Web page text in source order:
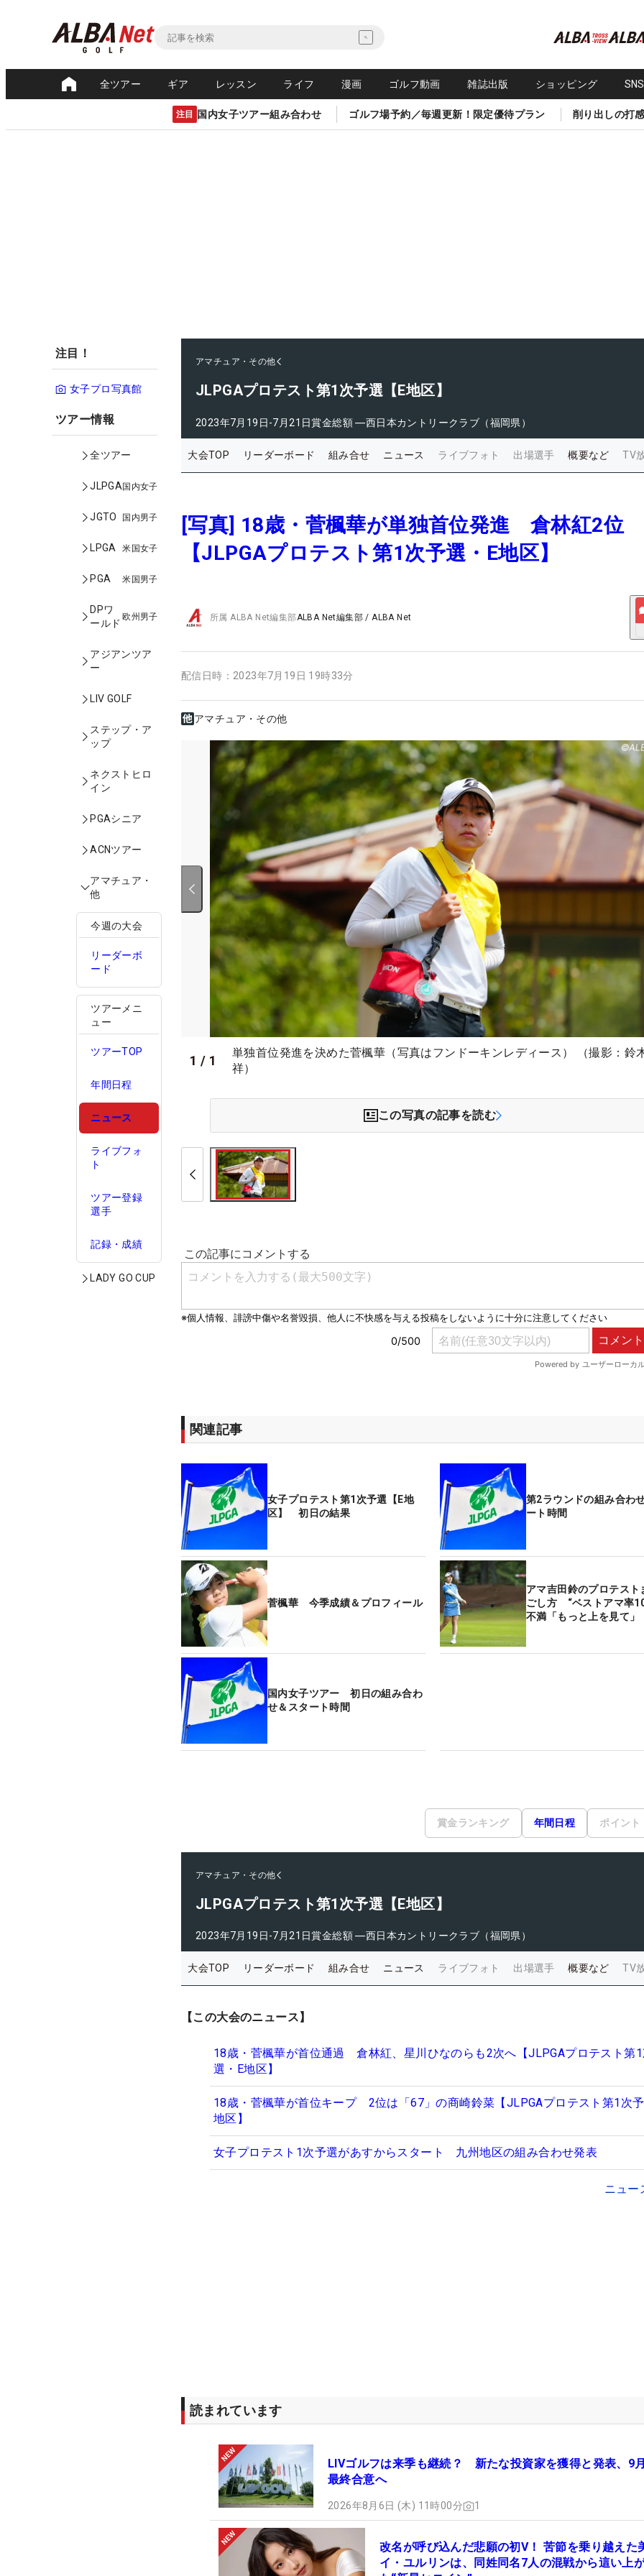
全ツアー ギア レッスン ライフ 漫画 ゴルフ動画 雑誌出版 ショッピング
注目 国内女子ツアー組み合わせ ゴルフ場予約／毎週更新！限定優待プラン 削り出しの打
注目！
女子プロ写真館
ツアー情報
全ツアー
JLPGA国内女子
JGTO 国内男子
LPGA 米国女子
PGA 米国男子
DPワ
ールド
欧州男子
アジアンツア
ー
LIV GOLF
ステップ・ア
ップ
ネクストヒロ
イン
PGAシニア
ACNツアー
アマチュア・
他
今週の大会
リーダーボ
ード
ツアーメニ
ュー
ツアーTOP
年間日程
ニュース
ライブフォ
ト
ツアー登録
選手
記録・成績
LADY GO CUP
アマチュア・その他
JLPGAプロテスト第1次予選【E地区】
2023年7月19日-7月21日賞金総額 ―西日本カントリークラブ（福岡県）
大会TOP リーダーボード 組み合せ ニュース ライブフォト 出場選手 概要など TV
[写真] 18歳・菅楓華が単独首位発進 倉林紅2位
【JLPGAプロテスト第1次予選・E地区】
所属ALBA Net編集部ALBA Net編集部 /ALBA Net
配信日時： 2023年7月19日 19時33分
アマチュア・その他
1 / 1
単独首位発進を決めた菅楓華（写真はフンドーキンレディース） （撮影：鈴
祥）
この写真の記事を読む
関連記事
女子プロテスト第1次予選【E地
区】 初日の結果
第2ラウンドの組み合わ
ート時間
菅楓華 今季成績＆プロフィール
アマ吉田鈴のプロテスト
ごし方 “ベストアマ率
不満「もっと上を見て」
国内女子ツアー 初日の組み合わ
せ＆スタート時間
賞金ランキング 年間日程 ポイント
アマチュア・その他
JLPGAプロテスト第1次予選【E地区】
2023年7月19日-7月21日賞金総額 ―西日本カントリークラブ（福岡県）
大会TOP リーダーボード 組み合せ ニュース ライブフォト 出場選手 概要など TV
【この大会のニュース】
18歳・菅楓華が首位通過 倉林紅、星川ひなのらも2次へ【JLPGAプロテスト第
選・E地区】
18歳・菅楓華が首位キープ 2位は「67」の商崎鈴菜【JLPGAプロテスト第1次
地区】
女子プロテスト1次予選があすからスタート 九州地区の組み合わせ発表
ニュー
読まれています
LIVゴルフは来季も継続？ 新たな投資家を獲得と発表、9
最終合意へ
2026年8月6日 (木) 11時00分 1
改名が呼び込んだ悲願の初V！ 苦節を乗り越えた
イ・ユルリンは、同姓同名7人の混戦から這い上